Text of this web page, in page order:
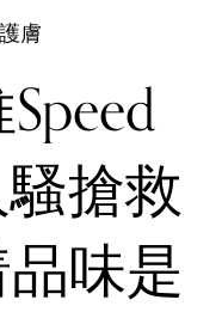
搶救
味是
膚